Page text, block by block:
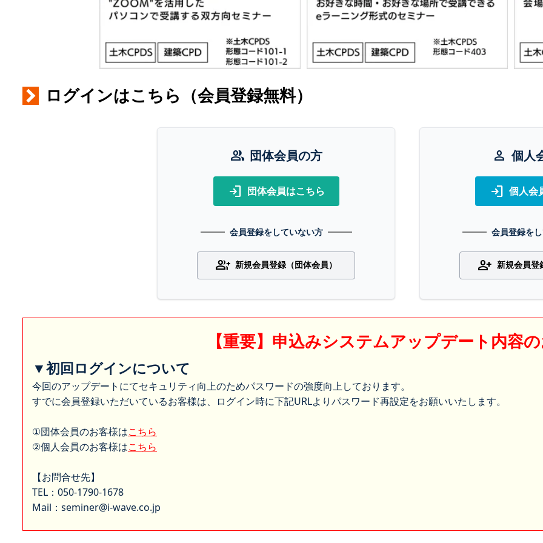
ログインはこちら（会員登録無料）
group 団体会員の方
login 団体会員はこちら
会員登録をしていない方
group_add 新規会員登録（団体会員）
person 個人
login 個人会
会員登録を
person_add 新規会員登
【重要】申込みシステムアップデート内容
▼初回ログインについて
今回のアップデートにてセキュリティ向上のためパスワードの強度向上しております。
すでに会員登録いただいているお客様は、ログイン時に下記URLよりパスワード再設定をお願いいたします。
①団体会員のお客様はこちら
②個人会員のお客様はこちら
【お問合せ先】
TEL：050-1790-1678
Mail：seminer@i-wave.co.jp